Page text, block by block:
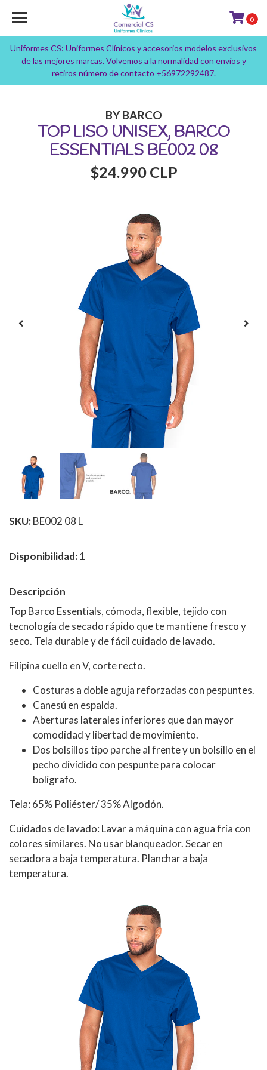
Uniformes CS: Uniformes Clínicos y accesorios modelos exclusivos
de las mejores marcas. Volvemos a la normalidad con envíos y
retiros número de contacto +56972292487.
0
BY BARCO
TOP LISO UNISEX, BARCO
ESSENTIALS BE002 08
$24.990 CLP
SKU:BE002 08 L
Disponibilidad:1
Descripción
Top Barco Essentials, cómoda, flexible, tejido con
tecnología de secado rápido que te mantiene fresco y
seco. Tela durable y de fácil cuidado de lavado.
Filipina cuello en V, corte recto.
Costuras a doble aguja reforzadas con pespuntes.
Canesú en espalda.
Aberturas laterales inferiores que dan mayor
comodidad y libertad de movimiento.
Dos bolsillos tipo parche al frente y un bolsillo en el
pecho dividido con pespunte para colocar
bolígrafo.
Tela: 65% Poliéster/ 35% Algodón.
Cuidados de lavado: Lavar a máquina con agua fría con
colores similares. No usar blanqueador. Secar en
secadora a baja temperatura. Planchar a baja
temperatura.